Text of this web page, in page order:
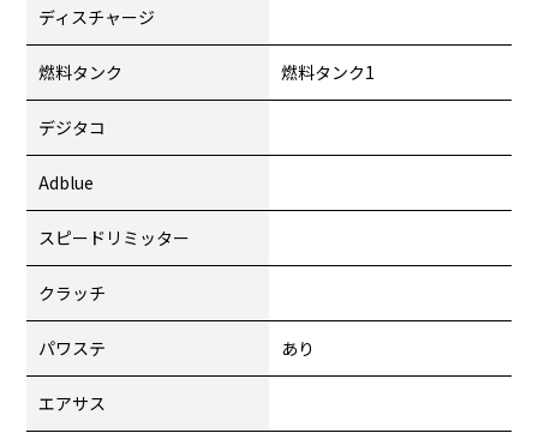
ディスチャージ
燃料タンク 燃料タンク1
デジタコ
Adblue
スピードリミッター
クラッチ
パワステ あり
エアサス